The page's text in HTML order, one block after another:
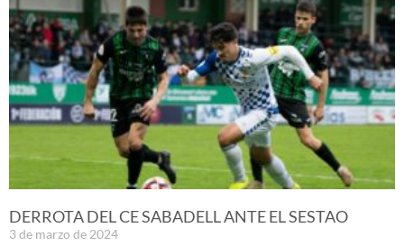
DERROTA DEL CE SABADELL ANTE EL SESTAO
3 de marzo de 2024